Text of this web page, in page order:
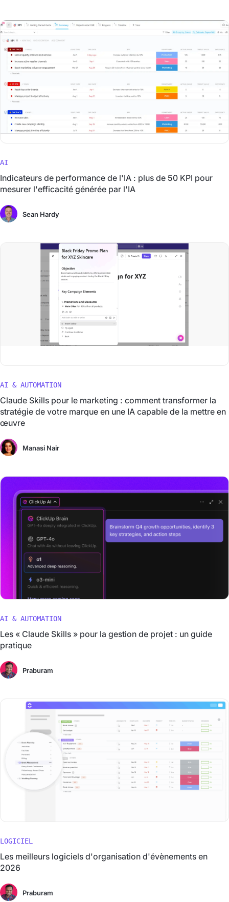
AI
Indicateurs de performance de l'IA : plus de 50 KPI pour
mesurer l'efficacité générée par l'IA
Sean Hardy
AI & AUTOMATION
Claude Skills pour le marketing : comment transformer la
stratégie de votre marque en une IA capable de la mettre en
œuvre
Manasi Nair
AI & AUTOMATION
Les « Claude Skills » pour la gestion de projet : un guide
pratique
Praburam
LOGICIEL
Les meilleurs logiciels d'organisation d'évènements en
2026
Praburam